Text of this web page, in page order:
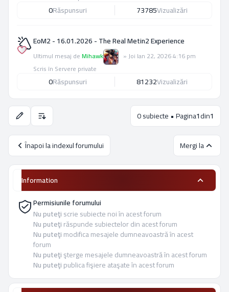
0Răspunsuri 73785Vizualizări
EoM2 - 16.01.2026 - The Real Metin2 Experience
Ultimul mesaj deMihawk » Joi Ian 22, 2026 4:16 pm
Scris în Servere private
0Răspunsuri 81232Vizualizări
Opţiuni de sortare şi afişare. 0 subiecte • Pagina1din1
Înapoi la indexul forumului Mergi la
Information
Permisiunile forumului
Nu puteţiscrie subiecte noi în acest forum
Nu puteţirăspunde subiectelor din acest forum
Nu puteţimodifica mesajele dumneavoastră în acest
forum
Nu puteţişterge mesajele dumneavoastră în acest forum
Nu puteţipublica fişiere ataşate în acest forum